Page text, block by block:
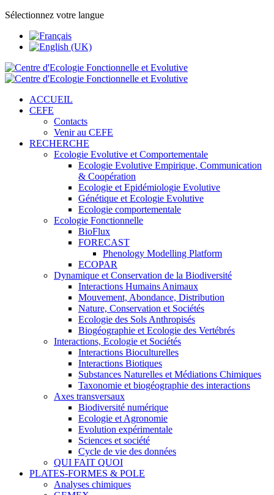
Sélectionnez votre langue
ACCUEIL
CEFE
Contacts
Venir au CEFE
RECHERCHE
Ecologie Evolutive et Comportementale
Ecologie Evolutive Empirique, Communication
& Coopération
Ecologie et Epidémiologie Evolutive
Génétique et Ecologie Evolutive
Ecologie comportementale
Ecologie Fonctionnelle
BioFlux
FORECAST
Phenology Modelling Platform
ECOPAR
Dynamique et Conservation de la Biodiversité
Interactions Humains Animaux
Mouvement, Abondance, Distribution
Nature, Conservation et Sociétés
Ecologie des Sols Anthropisés
Biogéographie et Ecologie des Vertébrés
Interactions, Ecologie et Sociétés
Interactions Bioculturelles
Interactions Biotiques
Substances Naturelles et Médiations Chimiques
Taxonomie et biogéographie des interactions
Axes transversaux
Biodiversité numérique
Ecologie et Agronomie
Evolution expérimentale
Sciences et société
Cycle de vie des données
QUI FAIT QUOI
PLATES-FORMES & POLE
Analyses chimiques